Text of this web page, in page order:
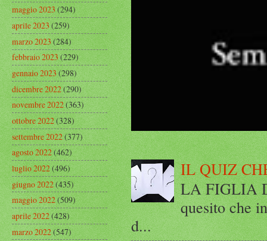
IL QUIZ
LA FIGLIA
quesito che
d...
maggio 2023(294)
aprile 2023(259)
marzo 2023(284)
febbraio 2023(229)
gennaio 2023(298)
dicembre 2022(290)
novembre 2022(363)
ottobre 2022(328)
settembre 2022(377)
agosto 2022(462)
luglio 2022(496)
giugno 2022(435)
maggio 2022(509)
aprile 2022(428)
marzo 2022(547)